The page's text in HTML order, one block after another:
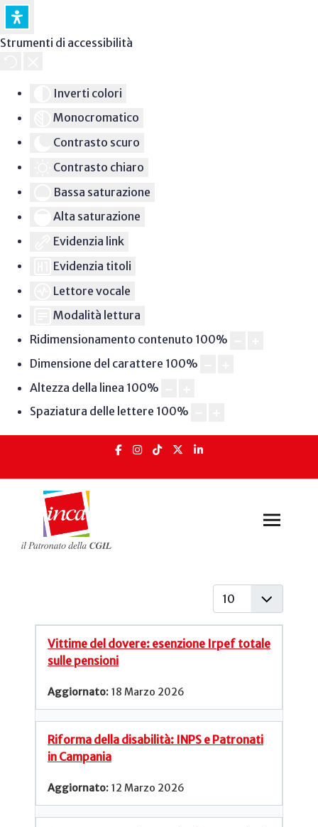
Strumenti di accessibilità
Inverti colori
Monocromatico
Contrasto scuro
Contrasto chiaro
Bassa saturazione
Alta saturazione
Evidenzia link
Evidenzia titoli
Lettore vocale
Modalità lettura
Ridimensionamento contenuto 100%
Dimensione del carattere 100%
Altezza della linea 100%
Spaziatura delle lettere 100%
Visualizza #
Vittime del dovere: esenzione Irpef totale
sulle pensioni
18 Marzo 2026
Riforma della disabilità: INPS e Patronati
in Campania
12 Marzo 2026